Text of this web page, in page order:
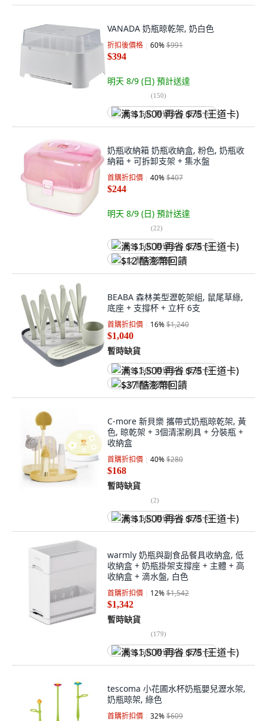
VANADA 奶瓶晾乾架, 奶白色
折扣後價格 60%$991
$394
明天 8/9 (日) 預計送達
(150)
满 $1,500 再省 $75 (王道卡)
奶瓶收納箱 奶瓶收納盒, 粉色, 奶瓶收
納箱 + 可拆卸支架 + 集水盤
首購折扣價 40%$407
$244
明天 8/9 (日) 預計送達
(22)
满 $1,500 再省 $75 (王道卡)
$12 酷澎幣回饋
BEABA 森林美型瀝乾架組, 鼠尾草綠,
底座 + 支撐杯 + 立杆 6支
首購折扣價 16%$1,240
$1,040
暫時缺貨
满 $1,500 再省 $75 (王道卡)
$37 酷澎幣回饋
C-more 新貝樂 攜帶式奶瓶晾乾架, 黃
色, 晾乾架 + 3個清潔刷具 + 分裝瓶 +
收納盒
首購折扣價 40%$280
$168
暫時缺貨
(2)
满 $1,500 再省 $75 (王道卡)
warmly 奶瓶與副食品餐具收納盒, 低
收納盒 + 奶瓶掛架支撐座 + 主體 + 高
收納盒 + 滴水盤, 白色
首購折扣價 12%$1,542
$1,342
暫時缺貨
(179)
满 $1,500 再省 $75 (王道卡)
tescoma 小花圃水杯奶瓶嬰兒瀝水架,
奶瓶晾架, 綠色
首購折扣價 32%$609